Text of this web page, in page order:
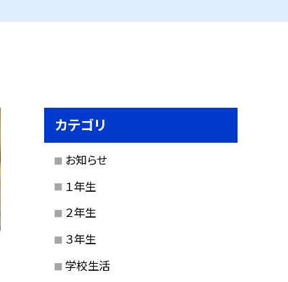
カテゴリ
お知らせ
１年生
２年生
３年生
学校生活